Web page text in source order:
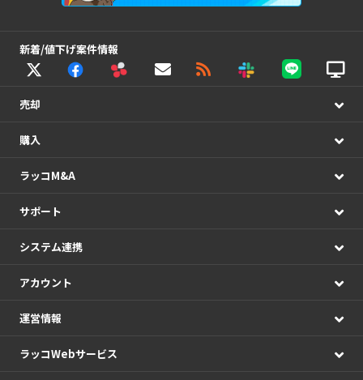
新着/値下げ案件情報
売却
購入
ラッコM&A
サポート
システム連携
アカウント
運営情報
ラッコWebサービス